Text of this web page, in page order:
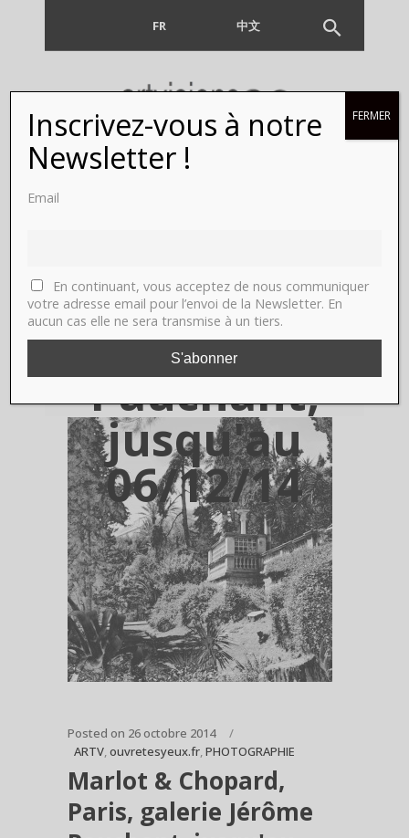
FR 中文
Marlot &
galerie
Jérôme
Pauchant,
jusqu'au
06/12/14
Posted on 26 octobre 2014
ARTV,ouvretesyeux.fr,PHOTOGRAPHIE
Marlot & Chopard,
Paris, galerie Jérôme
Inscrivez-vous à notre
Newsletter !
Email
En continuant, vous acceptez de nous communiquer
votre adresse email pour l’envoi de la Newsletter. En
aucun cas elle ne sera transmise à un tiers.
FERMER